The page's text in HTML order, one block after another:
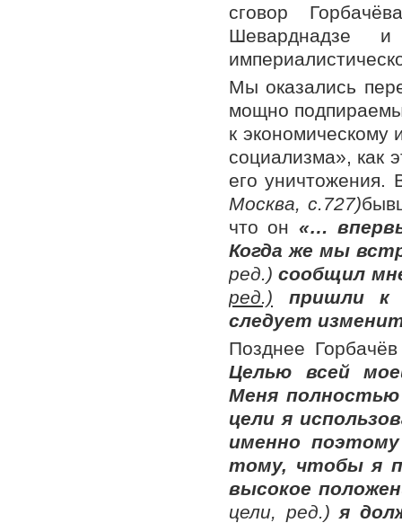
сговор
Шеварднадзе
Мы оказались
мощно
к экономическому
социализма», как
его уничтожения.
Москва, с.727)
что он «…
Когда же мы
ред.) сообщил
ред.) пришли к
следует
Позднее
Целью всей
Меня
цели я
именно
тому, чтобы я
высокое
цели, ред.) я